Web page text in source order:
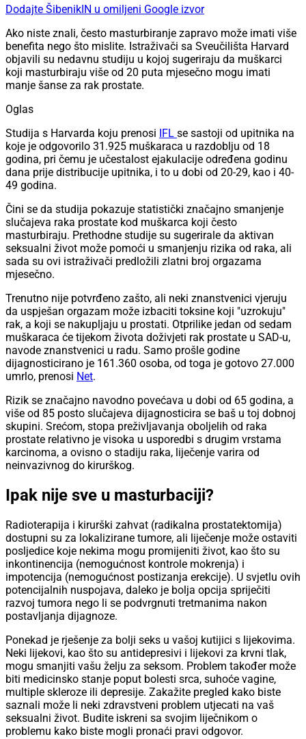
Dodajte ŠibenikIN u omiljeni Google izvor
Ako niste znali, često masturbiranje zapravo može imati više
benefita nego što mislite. Istraživači sa Sveučilišta Harvard
objavili su nedavnu studiju u kojoj sugeriraju da muškarci
koji masturbiraju više od 20 puta mjesečno mogu imati
manje šanse za rak prostate.
Oglas
Studija s Harvarda koju prenosi IFL se sastoji od upitnika na
koje je odgovorilo 31.925 muškaraca u razdoblju od 18
godina, pri čemu je učestalost ejakulacije određena godinu
dana prije distribucije upitnika, i to u dobi od 20-29, kao i 40-
49 godina.
Čini se da studija pokazuje statistički značajno smanjenje
slučajeva raka prostate kod muškarca koji često
masturbiraju. Prethodne studije su sugerirale da aktivan
seksualni život može pomoći u smanjenju rizika od raka, ali
sada su ovi istraživači predložili zlatni broj orgazama
mjesečno.
Trenutno nije potvrđeno zašto, ali neki znanstvenici vjeruju
da uspješan orgazam može izbaciti toksine koji "uzrokuju"
rak, a koji se nakupljaju u prostati. Otprilike jedan od sedam
muškaraca će tijekom života doživjeti rak prostate u SAD-u,
navode znanstvenici u radu. Samo prošle godine
dijagnosticirano je 161.360 osoba, od toga je gotovo 27.000
umrlo, prenosi Net.
Rizik se značajno navodno povećava u dobi od 65 godina, a
više od 85 posto slučajeva dijagnosticira se baš u toj dobnoj
skupini. Srećom, stopa preživljavanja oboljelih od raka
prostate relativno je visoka u usporedbi s drugim vrstama
karcinoma, a ovisno o stadiju raka, liječenje varira od
neinvazivnog do kirurškog.
Ipak nije sve u masturbaciji?
Radioterapija i kirurški zahvat (radikalna prostatektomija)
dostupni su za lokalizirane tumore, ali liječenje može ostaviti
posljedice koje nekima mogu promijeniti život, kao što su
inkontinencija (nemogućnost kontrole mokrenja) i
impotencija (nemogućnost postizanja erekcije). U svjetlu ovih
potencijalnih nuspojava, daleko je bolja opcija spriječiti
razvoj tumora nego li se podvrgnuti tretmanima nakon
postavljanja dijagnoze.
Ponekad je rješenje za bolji seks u vašoj kutijici s lijekovima.
Neki lijekovi, kao što su antidepresivi i lijekovi za krvni tlak,
mogu smanjiti vašu želju za seksom. Problem također može
biti medicinsko stanje poput bolesti srca, suhoće vagine,
multiple skleroze ili depresije. Zakažite pregled kako biste
saznali može li neki zdravstveni problem utjecati na vaš
seksualni život. Budite iskreni sa svojim liječnikom o
problemu kako biste mogli pronaći pravi odgovor.